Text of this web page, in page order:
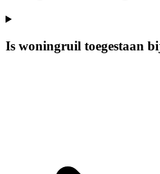
Is woningruil toegestaan